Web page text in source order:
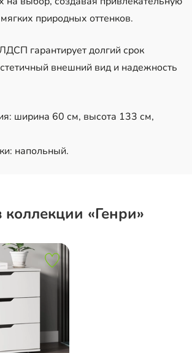
природных оттенков.
гарантирует долгий срок
внешний вид и надежность
ширина 60 см, высота 133 см,
напольный.
«Генри»